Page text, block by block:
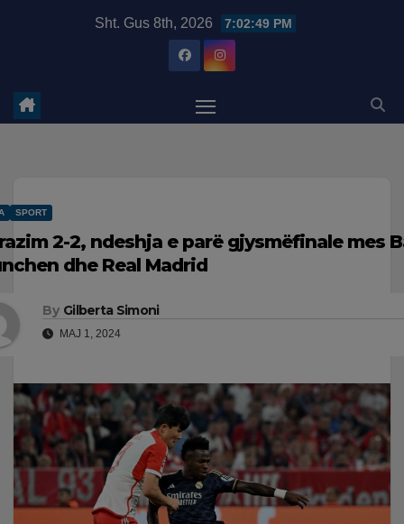
Sht. Gus 8th, 2026 7:02:50 PM
SPORT
2-2, ndeshja e parë gjysmëfinale mes
dhe Real Madrid
By Gilberta Simoni
MAJ 1, 2024